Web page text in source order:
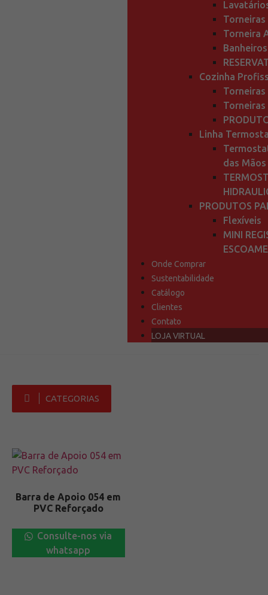
Torneiras
Torneira
Cozinha
Torneiras
Linha
das Mãos
PRODUTOS
Flexíveis
MINI
Onde Comprar
Sustentabilidade
Catálogo
Clientes
Contato
LOJA VIRTUAL
CATEGORIAS
Barra de Apoio 054 em
PVC Reforçado
Consulte-nos via
whatsapp